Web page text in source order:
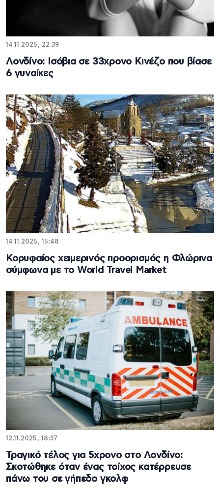
14.11.2025, 22:39
Λονδίνο: Ισόβια σε 33χρονο Κινέζο που βίασε
6 γυναίκες
14.11.2025, 15:48
Κορυφαίος χειμερινός προορισμός η Φλώρινα
σύμφωνα με το World Travel Market
12.11.2025, 18:37
Τραγικό τέλος για 5χρονο στο Λονδίνο:
Σκοτώθηκε όταν ένας τοίχος κατέρρευσε
πάνω του σε γήπεδο γκολφ